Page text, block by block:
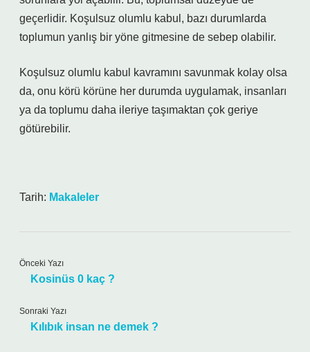
geçerlidir. Koşulsuz olumlu kabul, bazı durumlarda
toplumun yanlış bir yöne gitmesine de sebep olabilir.
Koşulsuz olumlu kabul kavramını savunmak kolay olsa
da, onu körü körüne her durumda uygulamak, insanları
ya da toplumu daha ileriye taşımaktan çok geriye
götürebilir.
Tarih: Makaleler
Önceki Yazı
Kosinüs 0 kaç ?
Sonraki Yazı
Kılıbık insan ne demek ?